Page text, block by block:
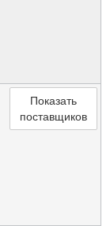
Показать
поставщиков